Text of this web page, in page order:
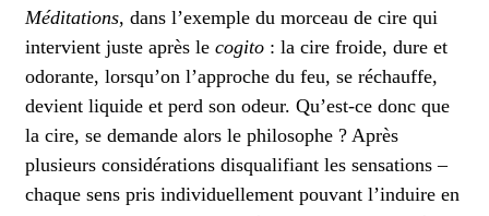
Méditations, dans l’exemple du morceau de cire qui
intervient juste après le cogito : la cire froide, dure et
odorante, lorsqu’on l’approche du feu, se réchauffe,
devient liquide et perd son odeur. Qu’est-ce donc que
la cire, se demande alors le philosophe ? Après
plusieurs considérations disqualifiant les sensations –
chaque sens pris individuellement pouvant l’induire en